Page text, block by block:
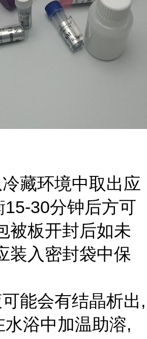
藏环境中取出应
30分钟后方可
被板开封后如未
装入密封袋中保
能会有结晶析出,
浴中加温助溶,